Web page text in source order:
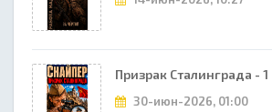
Призрак Сталинграда - 1
30-июн-2026, 01:00